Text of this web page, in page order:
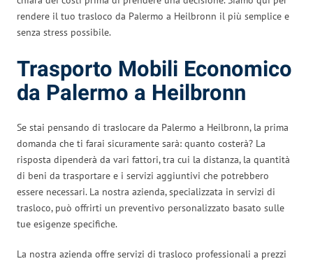
rendere il tuo trasloco da Palermo a Heilbronn il più semplice e
senza stress possibile.
Trasporto Mobili Economico
da Palermo a Heilbronn
Se stai pensando di traslocare da Palermo a Heilbronn, la prima
domanda che ti farai sicuramente sarà: quanto costerà? La
risposta dipenderà da vari fattori, tra cui la distanza, la quantità
di beni da trasportare e i servizi aggiuntivi che potrebbero
essere necessari. La nostra azienda, specializzata in servizi di
trasloco, può offrirti un preventivo personalizzato basato sulle
tue esigenze specifiche.
La nostra azienda offre servizi di trasloco professionali a prezzi